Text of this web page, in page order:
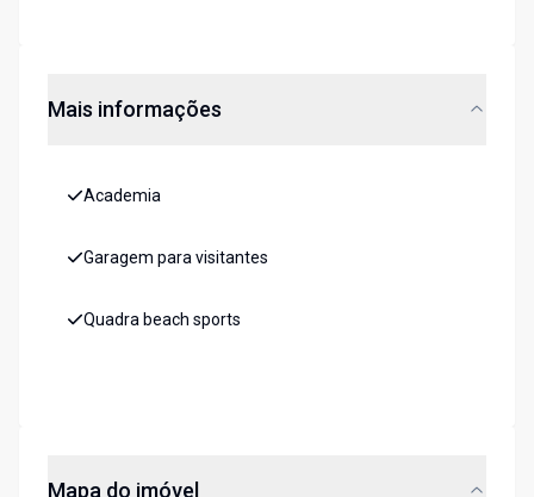
Mais informações
Academia
Garagem para visitantes
Quadra beach sports
Mapa do imóvel